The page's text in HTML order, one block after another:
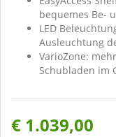
bequemes Be-
LED
Ausleuchtung
VarioZone:
Schubladen im
€ 1.039,00